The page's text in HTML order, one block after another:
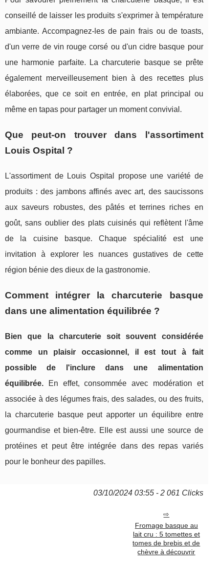
conseillé de laisser les produits s'exprimer à température
ambiante. Accompagnez-les de pain frais ou de toasts,
d'un verre de vin rouge corsé ou d'un cidre basque pour
une harmonie parfaite. La charcuterie basque se prête
également merveilleusement bien à des recettes plus
élaborées, que ce soit en entrée, en plat principal ou
même en tapas pour partager un moment convivial.
Que peut-on trouver dans l'assortiment
Louis Ospital ?
L'assortiment de Louis Ospital propose une variété de
produits : des jambons affinés avec art, des saucissons
aux saveurs robustes, des pâtés et terrines riches en
goût, sans oublier des plats cuisinés qui reflètent l'âme
de la cuisine basque. Chaque spécialité est une
invitation à explorer les nuances gustatives de cette
région bénie des dieux de la gastronomie.
Comment intégrer la charcuterie basque
dans une alimentation équilibrée ?
Bien que la charcuterie soit souvent considérée
comme un plaisir occasionnel, il est tout à fait
possible de l'inclure dans une alimentation
équilibrée. En effet, consommée avec modération et
associée à des légumes frais, des salades, ou des fruits,
la charcuterie basque peut apporter un équilibre entre
gourmandise et bien-être. Elle est aussi une source de
protéines et peut être intégrée dans des repas variés
pour le bonheur des papilles.
03/10/2024 03:55 - 2 061 Clicks
Fromage basque au
lait cru : 5 tomettes et
tomes de brebis et de
chèvre à découvrir